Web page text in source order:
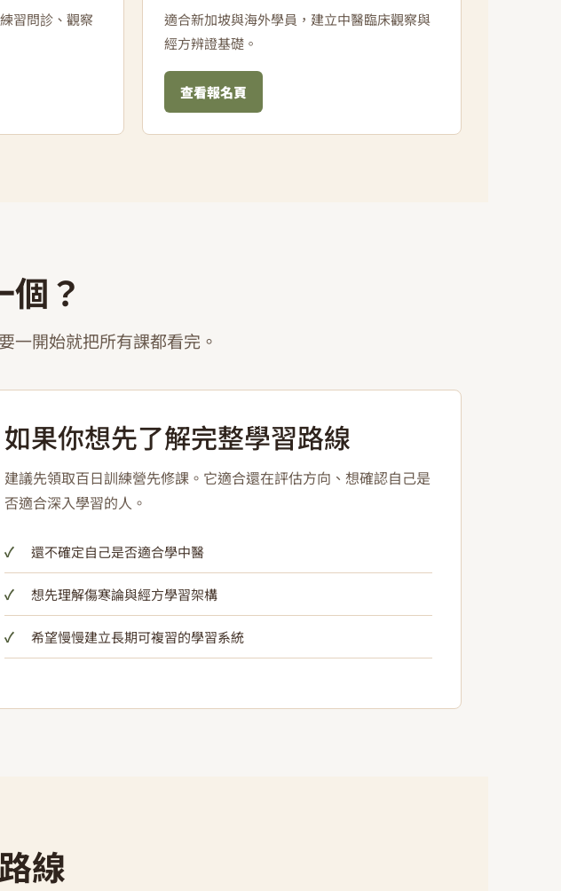
習問診、觀察
適合新加坡與海外學員，建立中醫臨床觀察與
經方辨證基礎。
查看報名頁
？
一開始就把所有課都看完。
如果你想先了解完整學習路線
建議先領取百日訓練營先修課。它適合還在評估方向、想確認自己是
否適合深入學習的人。
還不確定自己是否適合學中醫
想先理解傷寒論與經方學習架構
希望慢慢建立長期可複習的學習系統
線